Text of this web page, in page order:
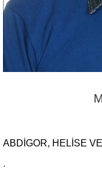
ABDİGOR, HELİSE
.